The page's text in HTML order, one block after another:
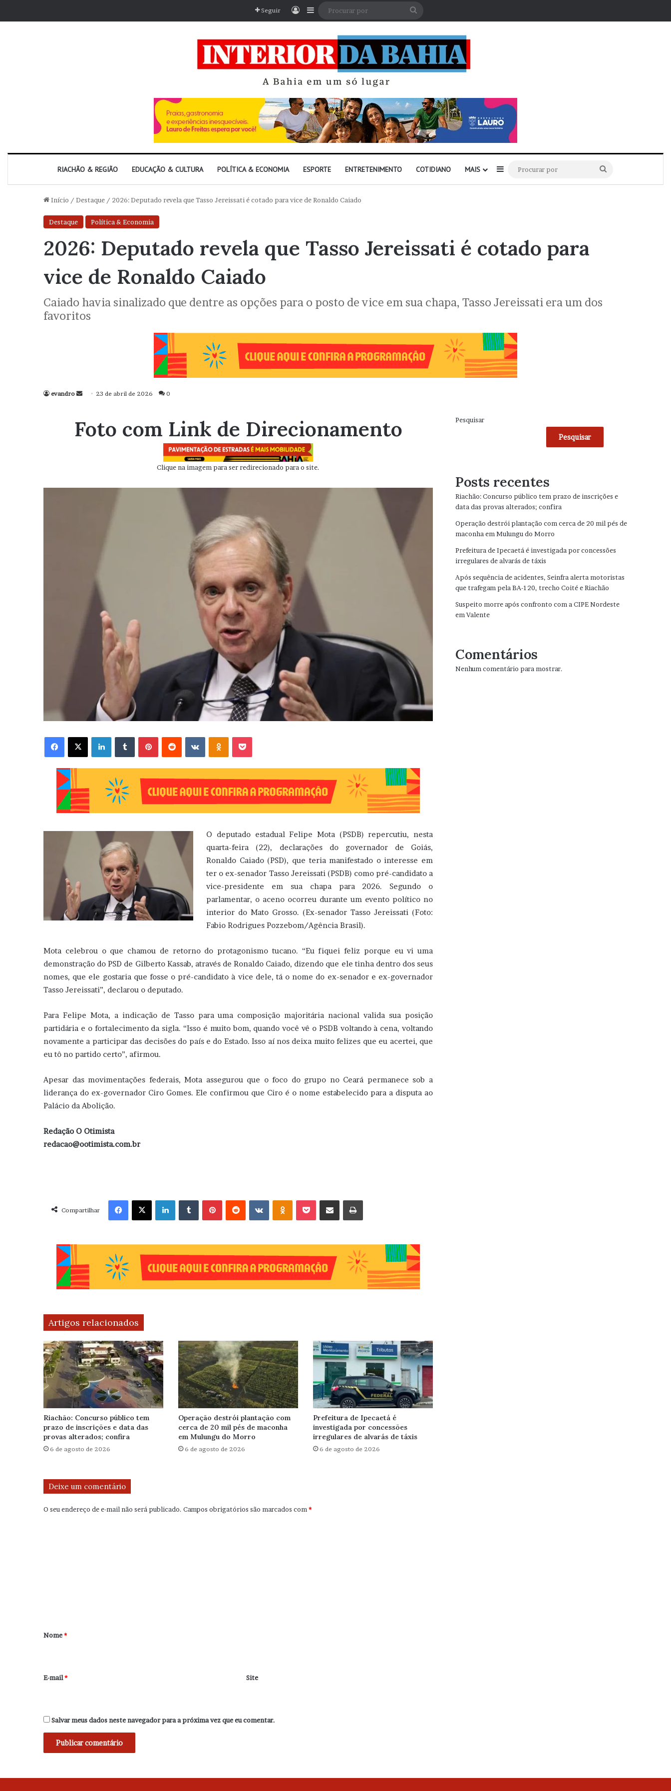
Seguir EntrarBarra Lateral
RIACHÃO & REGIÃO EDUCAÇÃO & CULTURA POLÍTICA & ECONOMIA ESPORTE ENTRETENIMENTO COTIDIANO MAIS Barra Lateral
por
Início / Destaque / 2026: Deputado revela que Tasso Jereissati é cotado para vice de Ronaldo Caiado
Destaque Política & Economia
2026: Deputado revela que Tasso Jereissati é cotado para
vice de Ronaldo Caiado
Caiado havia sinalizado que dentre as opções para o posto de vice em sua chapa, Tasso Jereissati era um dos
favoritos
evandro
Mande
mail
23 de abril de 2026 0
Foto com Link de Direcionamento
Clique na imagem para ser redirecionado para o site.
Facebook X Linkedin VK OK
O deputado estadual Felipe Mota (PSDB) repercutiu, nesta
quarta-feira (22), declarações do governador de Goiás,
Ronaldo Caiado (PSD), que teria manifestado o interesse em
ter o ex-senador Tasso Jereissati (PSDB) como pré-candidato a
vice-presidente em sua chapa para 2026. Segundo o
parlamentar, o aceno ocorreu durante um evento político no
interior do Mato Grosso. (Ex-senador Tasso Jereissati (Foto:
Fabio Rodrigues Pozzebom/Agência Brasil).
Mota celebrou o que chamou de retorno do protagonismo tucano. “Eu fiquei feliz porque eu vi uma
demonstração do PSD de Gilberto Kassab, através de Ronaldo Caiado, dizendo que ele tinha dentro dos seus
nomes, que ele gostaria que fosse o pré-candidato à vice dele, tá o nome do ex-senador e ex-governador
Tasso Jereissati”, declarou o deputado.
Para Felipe Mota, a indicação de Tasso para uma composição majoritária nacional valida sua posição
partidária e o fortalecimento da sigla. “Isso é muito bom, quando você vê o PSDB voltando à cena, voltando
novamente a participar das decisões do país e do Estado. Isso aí nos deixa muito felizes que eu acertei, que
eu tô no partido certo”, afirmou.
Apesar das movimentações federais, Mota assegurou que o foco do grupo no Ceará permanece sob a
liderança do ex-governador Ciro Gomes. Ele confirmou que Ciro é o nome estabelecido para a disputa ao
Palácio da Abolição.
Redação O Otimista
redacao@ootimista.com.br
Compartilhar
Facebook X Linkedin VK OK
Artigos relacionados
Riachão: Concurso público tem
prazo de inscrições e data das
provas alterados; confira
6 de agosto de 2026
Operação destrói plantação com
cerca de 20 mil pés de maconha
em Mulungu do Morro
6 de agosto de 2026
Prefeitura de Ipecaetá é
investigada por concessões
irregulares de alvarás de táxis
6 de agosto de 2026
Deixe um comentário
O seu endereço de e-mail não será publicado. Campos obrigatórios são marcados com*
r
*
Nome*
E-mail* Site
Salvar meus dados neste navegador para a próxima vez que eu comentar.
Pesquisar
Pesquisar
Posts recentes
Riachão: Concurso público tem prazo de inscrições e
data das provas alterados; confira
Operação destrói plantação com cerca de 20 mil pés de
maconha em Mulungu do Morro
Prefeitura de Ipecaetá é investigada por concessões
irregulares de alvarás de táxis
Após sequência de acidentes, Seinfra alerta motoristas
que trafegam pela BA-120, trecho Coité e Riachão
Suspeito morre após confronto com a CIPE Nordeste
em Valente
Comentários
Nenhum comentário para mostrar.